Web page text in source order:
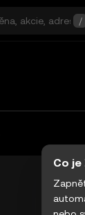
/
Co je